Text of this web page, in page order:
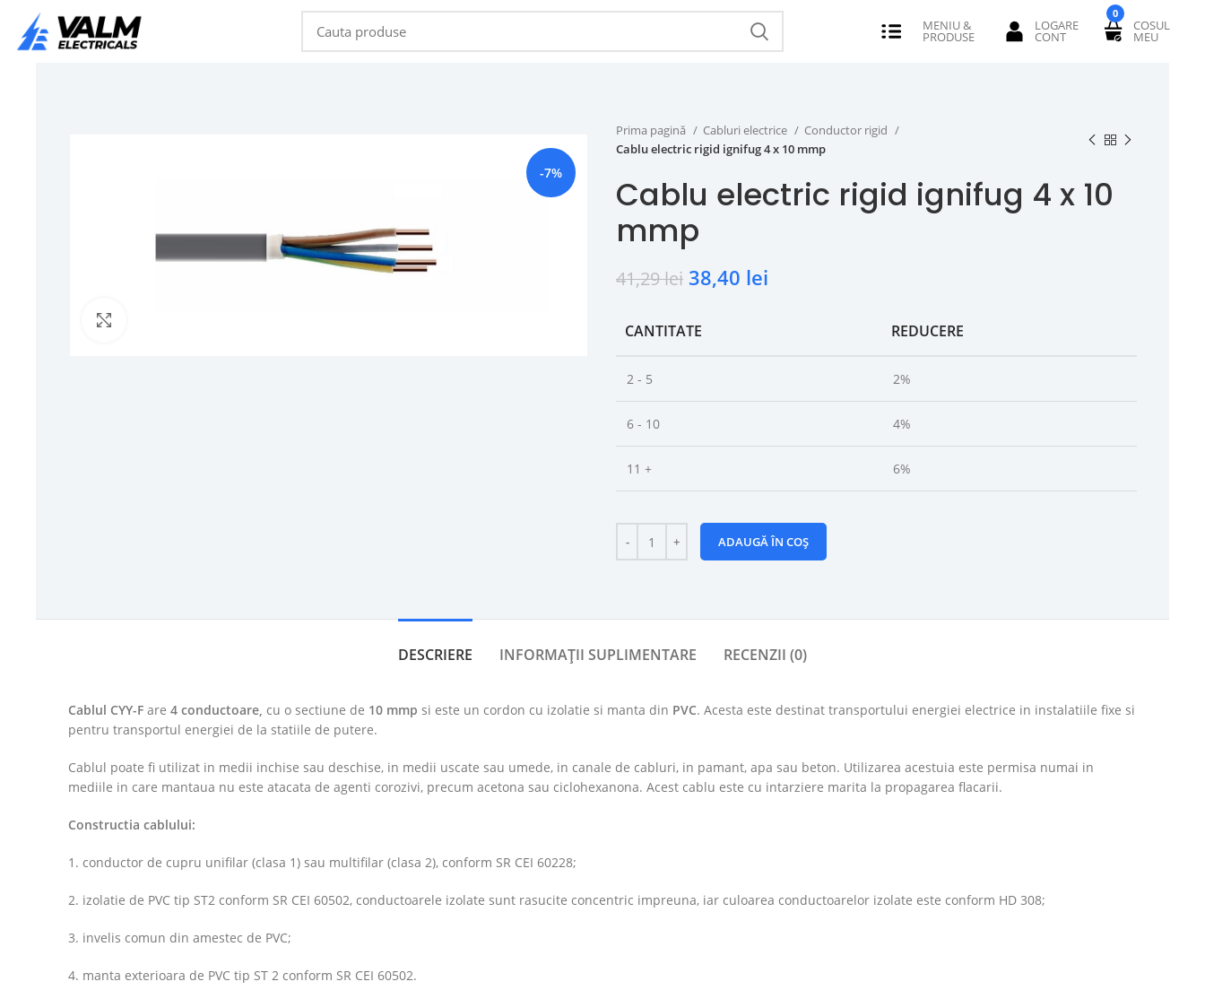
0
-7%
Prima pagină Cabluri electrice
Conductor rigid
Cablu electric rigid ignifug 4 x 10 mmp
Cablu electric rigid ignifug 4 x 10
mmp
41,29lei 38,40 lei
CANTITATE REDUCERE
2 - 5 2%
6 - 10 4%
11 + 6%
ADAUGĂ ÎN COȘ
DESCRIERE INFORMAȚII SUPLIMENTARE RECENZII (0)
Cablul CYY-F are 4 conductoare, cu o sectiune de 10 mmp si este un cordon cu izolatie si manta din PVC. Acesta este destinat transportului energiei electrice in instalatiile fixe si
pentru transportul energiei de la statiile de putere.
Cablul poate fi utilizat in medii inchise sau deschise, in medii uscate sau umede, in canale de cabluri, in pamant, apa sau beton. Utilizarea acestuia este permisa numai in
mediile in care mantaua nu este atacata de agenti corozivi, precum acetona sau ciclohexanona. Acest cablu este cu intarziere marita la propagarea flacarii.
Constructia cablului:
1. conductor de cupru unifilar (clasa 1) sau multifilar (clasa 2), conform SR CEI 60228;
2. izolatie de PVC tip ST2 conform SR CEI 60502, conductoarele izolate sunt rasucite concentric impreuna, iar culoarea conductoarelor izolate este conform HD 308;
3. invelis comun din amestec de PVC;
4. manta exterioara de PVC tip ST 2 conform SR CEI 60502.